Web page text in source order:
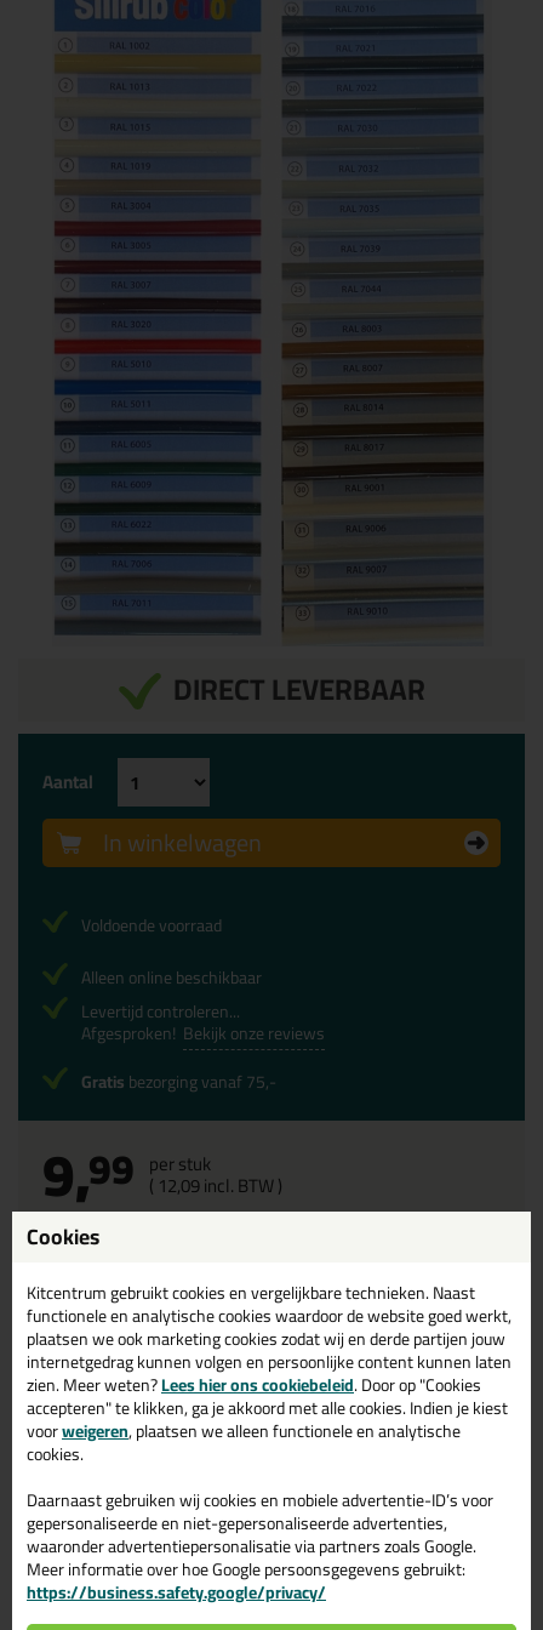
DIRECT LEVERBAAR
9,99 per stuk
( 12,09incl. BTW )
Waarom dit product?
Aantal
In winkelwagen
Voldoende voorraad
Alleen online beschikbaar
Levertijd controleren...
Afgesproken! Bekijk onze reviews
Gratisbezorging vanaf 75,-
Waarom dit product?
Met5 sterrenbeoordeeld
41 RAL kleuren
Omschrijving Reviews (2)
Soudal Silirub Color kleurenkaart
De Soudal Silirub Color is een unieke siliconenkit vanwege alle
RAL-kleuren waarin die gemaakt wordt! We kunnen ons
voorstellen dat het met al die mooie RAL-kleuren tóch lastig kan
Cookies
Kitcentrum gebruikt cookies en vergelijkbare technieken. Naast
functionele en analytische cookies waardoor de website goed werkt,
plaatsen we ook marketing cookies zodat wij en derde partijen jouw
internetgedrag kunnen volgen en persoonlijke content kunnen laten
zien. Meer weten?Lees hier ons cookiebeleid. Door op "Cookies
accepteren" te klikken, ga je akkoord met alle cookies. Indien je kiest
voorweigeren, plaatsen we alleen functionele en analytische
cookies.
Daarnaast gebruiken wij cookies en mobiele advertentie-ID’s voor
gepersonaliseerde en niet-gepersonaliseerde advertenties,
waaronder advertentiepersonalisatie via partners zoals Google.
Meer informatie over hoe Google persoonsgegevens gebruikt:
https://business.safety.google/privacy/